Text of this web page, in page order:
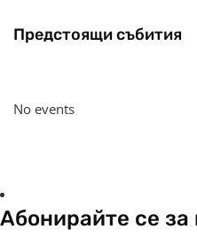
Предстоящи събития
No events
Абонирайте се